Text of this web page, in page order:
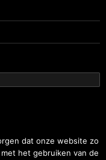
dat onze website zo
het gebruiken van de